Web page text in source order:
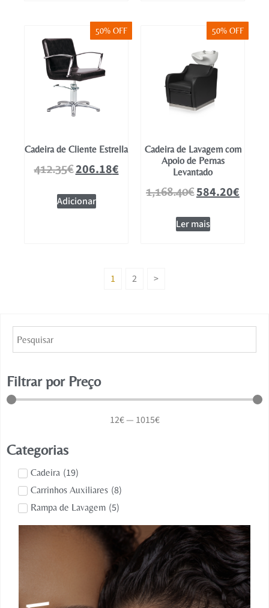
50% OFF
Cadeira de Cliente Estrella
412.35€206.18€
Adicionar
50% OFF
Cadeira de Lavagem com
Apoio de Pernas
Levantado
1,168.40€584.20€
Ler mais
1 2 >
Filtrar por Preço
12€— 1015€
Categorias
Cadeira (19)
Carrinhos Auxiliares (8)
Rampa de Lavagem (5)